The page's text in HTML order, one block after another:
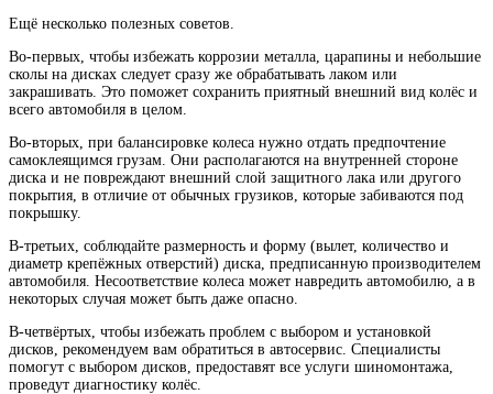
Ещё несколько полезных советов.
Во-первых, чтобы избежать коррозии металла, царапины и небольшие
сколы на дисках следует сразу же обрабатывать лаком или
закрашивать. Это поможет сохранить приятный внешний вид колёс и
всего автомобиля в целом.
Во-вторых, при балансировке колеса нужно отдать предпочтение
самоклеящимся грузам. Они располагаются на внутренней стороне
диска и не повреждают внешний слой защитного лака или другого
покрытия, в отличие от обычных грузиков, которые забиваются под
покрышку.
В-третьих, соблюдайте размерность и форму (вылет, количество и
диаметр крепёжных отверстий) диска, предписанную производителем
автомобиля. Несоответствие колеса может навредить автомобилю, а в
некоторых случая может быть даже опасно.
В-четвёртых, чтобы избежать проблем с выбором и установкой
дисков, рекомендуем вам обратиться в автосервис. Специалисты
помогут с выбором дисков, предоставят все услуги шиномонтажа,
проведут диагностику колёс.